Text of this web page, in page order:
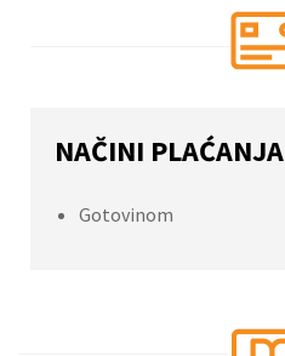
NAČINI PLAĆANJA
Gotovinom